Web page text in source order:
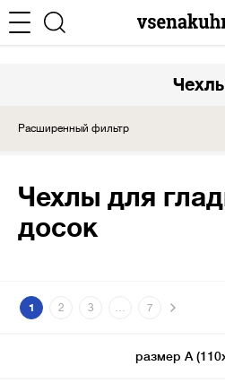
Расширенный фильтр
Чехлы для
досок
1 2 3 7
размер А